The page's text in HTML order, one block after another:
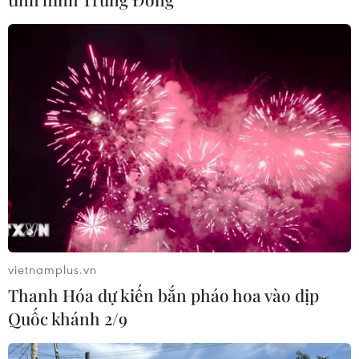
Costa Rica-Hà Lan: "Cơn lốc da cam"
sẽ cuốn phăng "Ngựa ô"?
05/07/2014 06:37
Argentina-Bỉ: Trận cầu đỉnh cao của
hai lứa "Thế hệ vàng"
05/07/2014 06:35
Xem thêm
vietnamplus.vn
Thanh Hóa dự kiến bắn pháo hoa vào dịp
Quốc khánh 2/9